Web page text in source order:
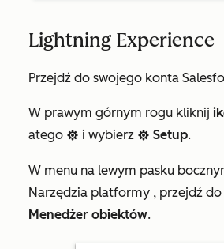
Lightning Experience
Przejdź do swojego konta
W prawym górnym rogu kliknij
atego settings i wybierz settings Setup.
W menu na lewym pasku
Narzędzia platformy , przejdź do
Menedżer obiektów.